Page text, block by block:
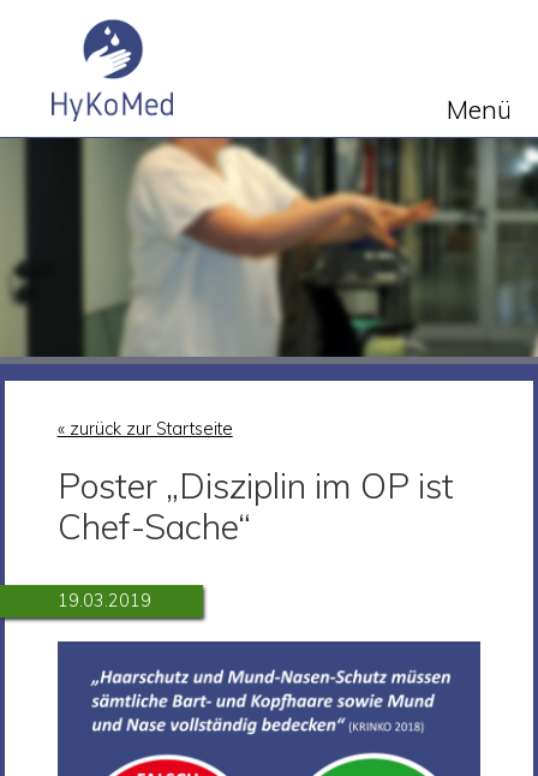
Menü
« zurück zur Startseite
Poster „Disziplin im OP ist
Chef-Sache“
19.03.2019